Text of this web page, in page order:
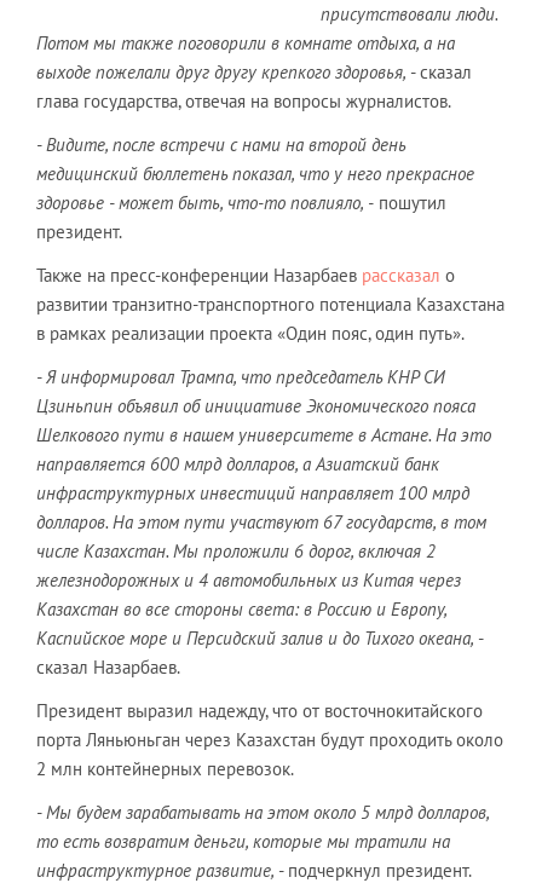
присутствовали люди.
Потом мы также поговорили в комнате отдыха, а на
выходе пожелали друг другу крепкого здоровья, - сказал
глава государства, отвечая на вопросы журналистов.
- Видите, после встречи с нами на второй день
медицинский бюллетень показал, что у него прекрасное
здоровье - может быть, что-то повлияло, - пошутил
президент.
Также на пресс-конференции Назарбаев рассказал о
развитии транзитно-транспортного потенциала Казахстана
в рамках реализации проекта «Один пояс, один путь».
- Я информировал Трампа, что председатель КНР СИ
Цзиньпин объявил об инициативе Экономического пояса
Шелкового пути в нашем университете в Астане. На это
направляется 600 млрд долларов, а Азиатский банк
инфраструктурных инвестиций направляет 100 млрд
долларов. На этом пути участвуют 67 государств, в том
числе Казахстан. Мы проложили 6 дорог, включая 2
железнодорожных и 4 автомобильных из Китая через
Казахстан во все стороны света: в Россию и Европу,
Каспийское море и Персидский залив и до Тихого океана, -
сказал Назарбаев.
Президент выразил надежду, что от восточнокитайского
порта Ляньюньган через Казахстан будут проходить около
2 млн контейнерных перевозок.
- Мы будем зарабатывать на этом около 5 млрд долларов,
то есть возвратим деньги, которые мы тратили на
инфраструктурное развитие, - подчеркнул президент.